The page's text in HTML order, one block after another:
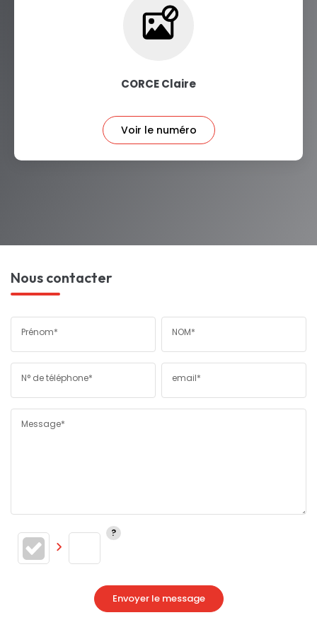
CORCE Claire
Voir le numéro
Nous contacter
Prénom* NOM*
N° de téléphone* email*
Message*
Envoyer le message